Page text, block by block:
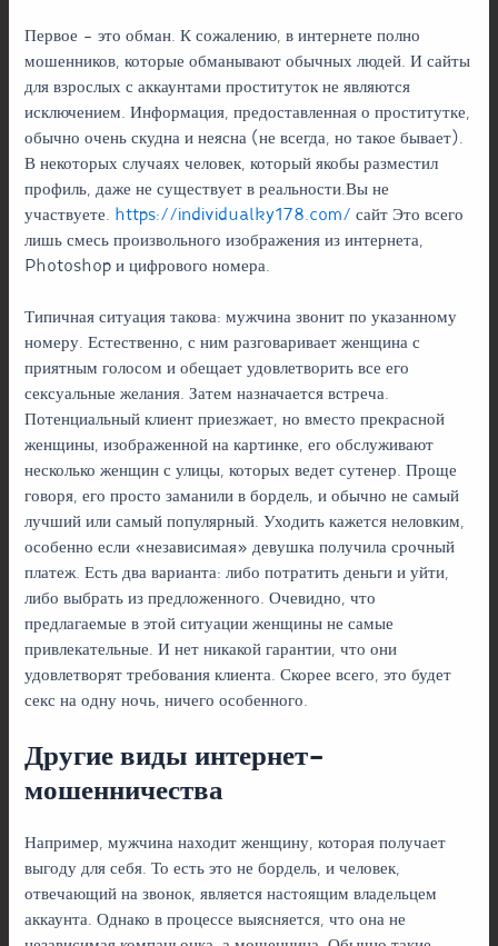
Первое – это обман. К сожалению, в интернете полно
мошенников, которые обманывают обычных людей. И сайты
для взрослых с аккаунтами проституток не являются
исключением. Информация, предоставленная о проститутке,
обычно очень скудна и неясна (не всегда, но такое бывает).
В некоторых случаях человек, который якобы разместил
профиль, даже не существует в реальности.Вы не
участвуете.
https://individualky178.com/ сайт Это всего
лишь смесь произвольного изображения из интернета,
Photoshop и цифрового номера.
Типичная ситуация такова: мужчина звонит по указанному
номеру. Естественно, с ним разговаривает женщина с
приятным голосом и обещает удовлетворить все его
сексуальные желания. Затем назначается встреча.
Потенциальный клиент приезжает, но вместо прекрасной
женщины, изображенной на картинке, его обслуживают
несколько женщин с улицы, которых ведет сутенер. Проще
говоря, его просто заманили в бордель, и обычно не самый
лучший или самый популярный. Уходить кажется неловким,
особенно если «независимая» девушка получила срочный
платеж. Есть два варианта: либо потратить деньги и уйти,
либо выбрать из предложенного. Очевидно, что
предлагаемые в этой ситуации женщины не самые
привлекательные. И нет никакой гарантии, что они
удовлетворят требования клиента. Скорее всего, это будет
секс на одну ночь, ничего особенного.
Другие виды интернет-
мошенничества
Например, мужчина находит женщину, которая получает
выгоду для себя. То есть это не бордель, и человек,
отвечающий на звонок, является настоящим владельцем
аккаунта. Однако в процессе выясняется, что она не